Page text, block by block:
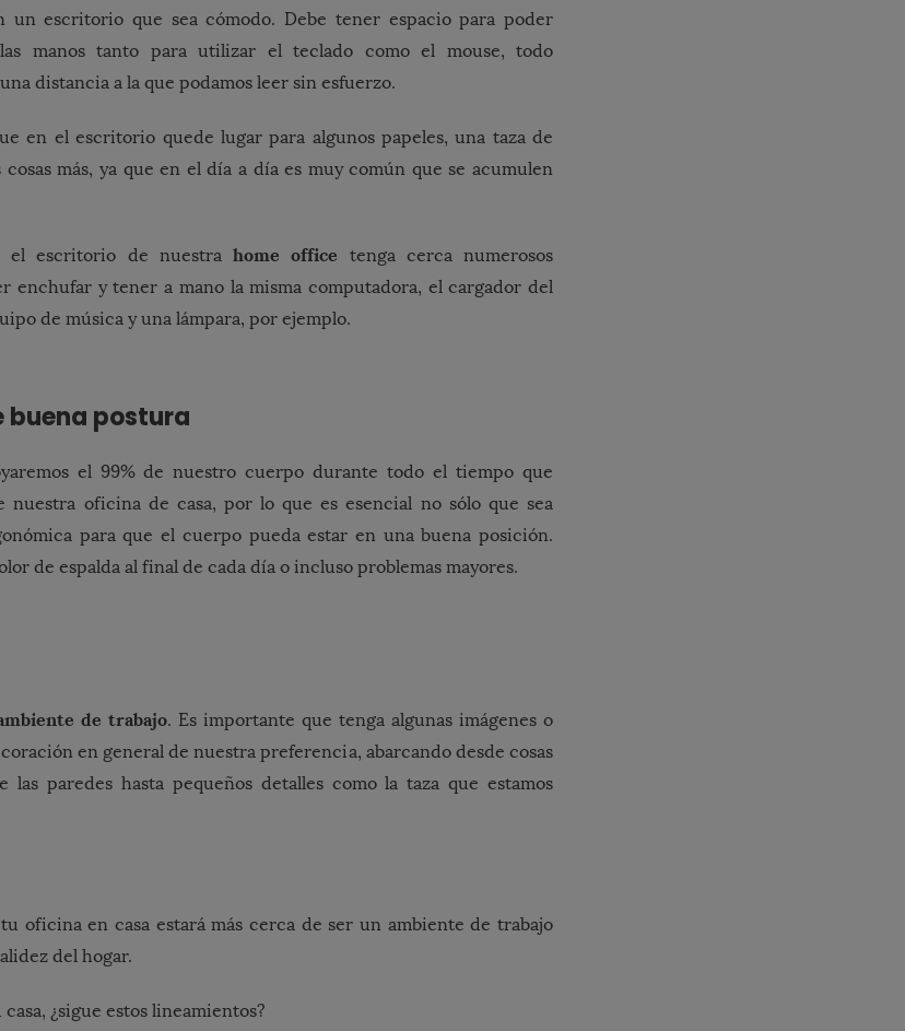
un escritorio que sea cómodo. Debe tener espacio para poder
las manos tanto para utilizar el teclado como el mouse, todo
distancia a la que podamos leer sin esfuerzo.
en el escritorio quede lugar para algunos papeles, una taza de
más, ya que en el día a día es muy común que se acumulen
el escritorio de nuestrahome office tenga cerca numerosos
enchufar y tener a mano la misma computadora, el cargador del
de música y una lámpara, por ejemplo.
buena postura
el 99% de nuestro cuerpo durante todo el tiempo que
nuestra oficina de casa, por lo que es esencial no sólo que sea
para que el cuerpo pueda estar en una buena posición.
de espalda al final de cada día o incluso problemas mayores.
de trabajo. Es importante que tenga algunas imágenes o
en general de nuestra preferencia, abarcando desde cosas
las paredes hasta pequeños detalles como la taza que estamos
oficina en casa estará más cerca de ser un ambiente de trabajo
del hogar.
¿sigue estos lineamientos?